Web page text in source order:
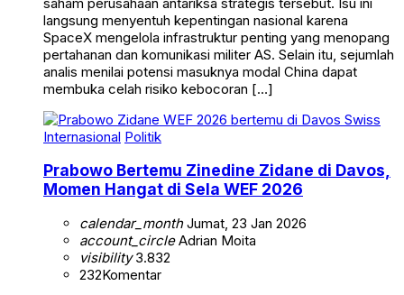
langsung menyentuh kepentingan nasional karena
SpaceX mengelola infrastruktur penting yang menopang
pertahanan dan komunikasi militer AS. Selain itu, sejumlah
analis menilai potensi masuknya modal China dapat
membuka celah risiko kebocoran […]
Internasional Politik
Prabowo Bertemu Zinedine Zidane di Davos,
Momen Hangat di Sela WEF 2026
calendar_monthJumat, 23 Jan 2026
account_circleAdrian Moita
visibility3.832
232Komentar